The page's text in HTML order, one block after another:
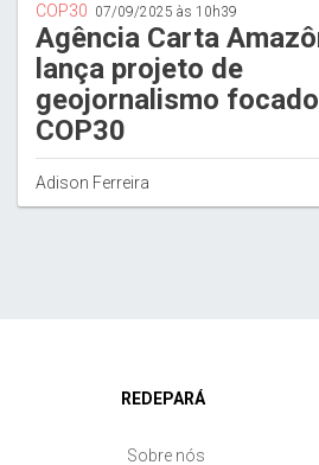
COP30 07/09/2025 às 10h39
Agência Carta
lança projeto de
geojornalismo
COP30
Adison Ferreira
REDEPARÁ
Sobre nós